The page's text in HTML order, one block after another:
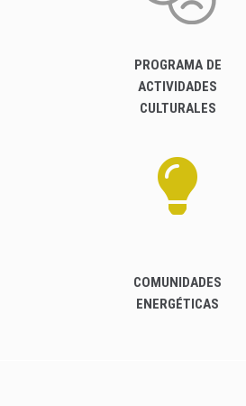
PROGRAMA DE
ACTIVIDADES
CULTURALES
COMUNIDADES
ENERGÉTICAS